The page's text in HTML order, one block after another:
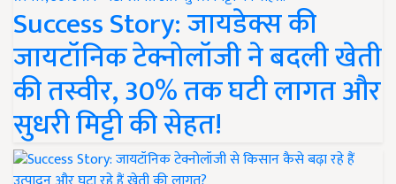
Success Story: जायडेक्स की
जायटॉनिक टेक्नोलॉजी ने बदली खेती
की तस्वीर, 30% तक घटी लागत और
सुधरी मिट्टी की सेहत!